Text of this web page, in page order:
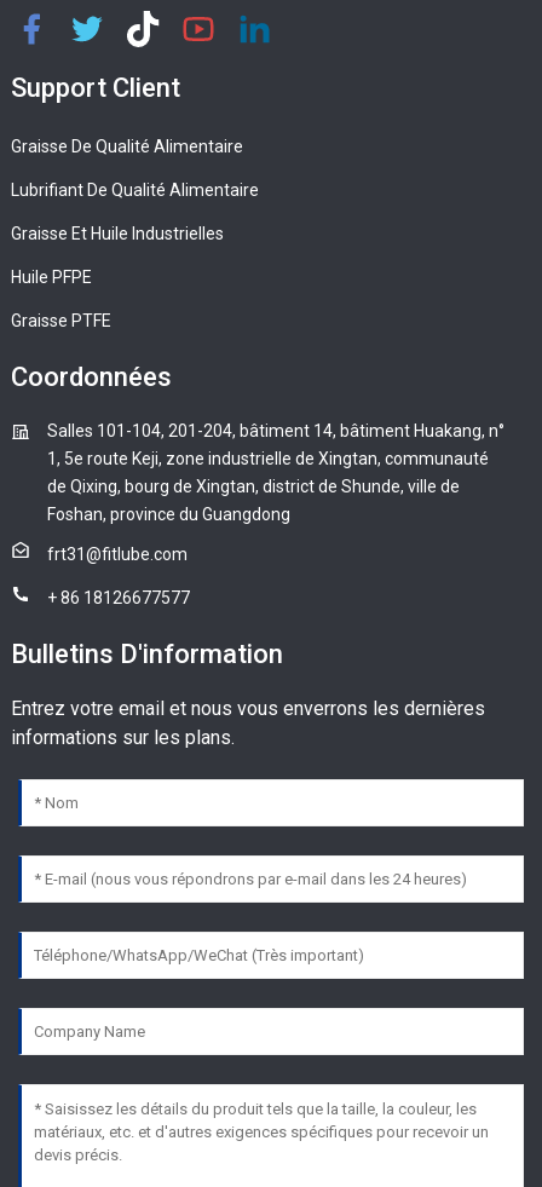
Support Client
Graisse De Qualité Alimentaire
Lubrifiant De Qualité Alimentaire
Graisse Et Huile Industrielles
Huile PFPE
Graisse PTFE
Coordonnées
Salles 101-104, 201-204, bâtiment 14, bâtiment Huakang, n°
1, 5e route Keji, zone industrielle de Xingtan, communauté
de Qixing, bourg de Xingtan, district de Shunde, ville de
Foshan, province du Guangdong
frt31@fitlube.com
+ 86 18126677577
Bulletins D'information
Entrez votre email et nous vous enverrons les dernières
informations sur les plans.